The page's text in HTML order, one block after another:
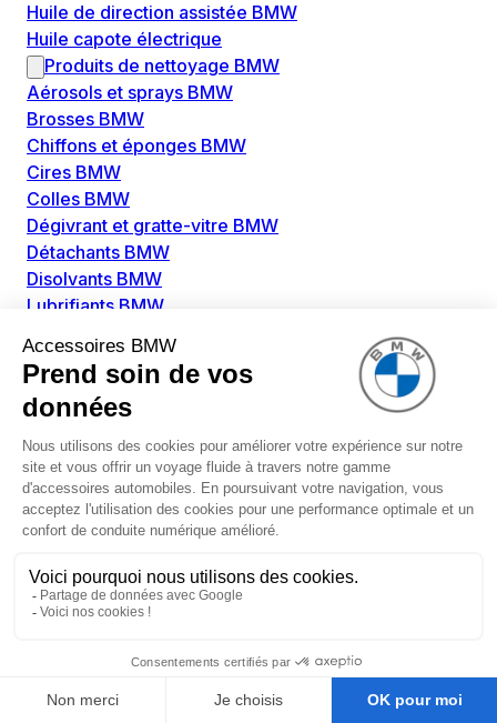
Huile de direction assistée BMW
Huile capote électrique
Produits de nettoyage BMW
Aérosols et sprays BMW
Brosses BMW
Chiffons et éponges BMW
Cires BMW
Colles BMW
Dégivrant et gratte-vitre BMW
Détachants BMW
Disolvants BMW
Lubrifiants BMW
Nettoyant extérieur BMW
Pièces détachées BMW
Alimentation Carburant BMW
Boitier papillon BMW
Faisceau de câble pour réservoir avec pompe
d'aspiration BMW
Injecteur BMW
Pompe à carburant BMW
Pompe diesel BMW
Allumage / Préchauffage BMW
Boitier de préchauffage BMW
Amortissement BMW